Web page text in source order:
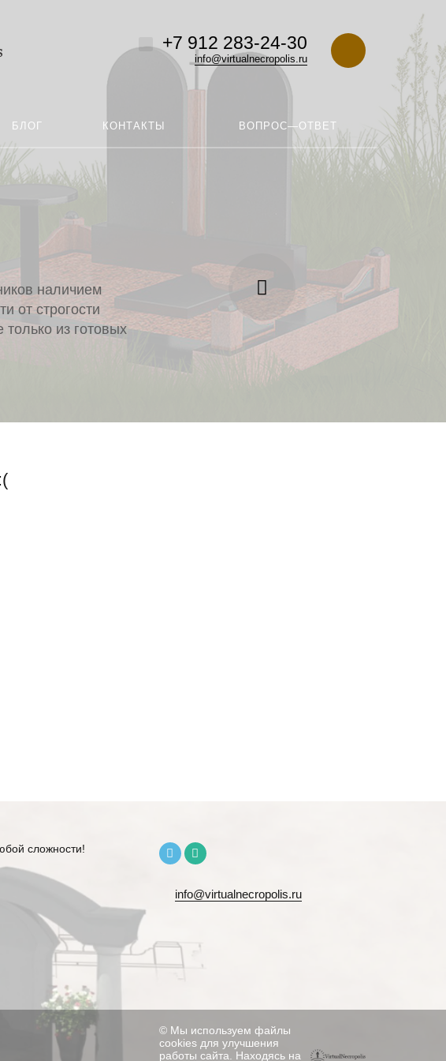
+7 912 283-24-30
info@virtualnecropolis.ru
БЛОГ КОНТАКТЫ ВОПРОС—ОТВЕТ
наличием
от строгости
из готовых
сложности!
info@virtualnecropolis.ru
© Мы используем файлы
cookies для улучшения
работы сайта. Находясь на